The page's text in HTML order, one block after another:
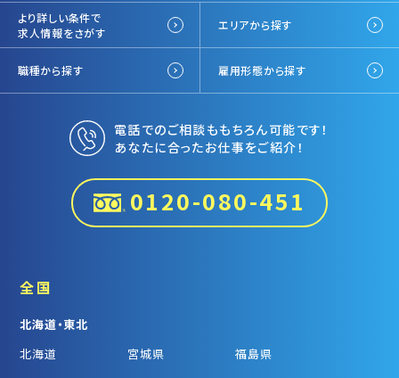
より詳しい条件で
求人情報をさがす
エリアから探す
職種から探す 雇用形態から探す
電話でのご相談ももちろん可能です！
あなたに合ったお仕事をご紹介！
0120-080-451
全国
北海道・東北
北海道
宮城県 福島県